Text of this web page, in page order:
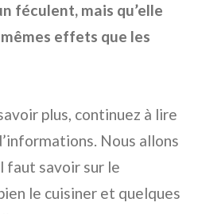
féculent, mais qu’elle
effets que les
plus, continuez à lire
Nous allons
faut savoir sur le
le cuisiner et quelques